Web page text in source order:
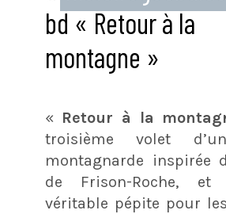
bd « Retour à la
montagne »
« Retour à la
troisième volet
montagnarde inspirée
de Frison-Roche, et
véritable pépite pour